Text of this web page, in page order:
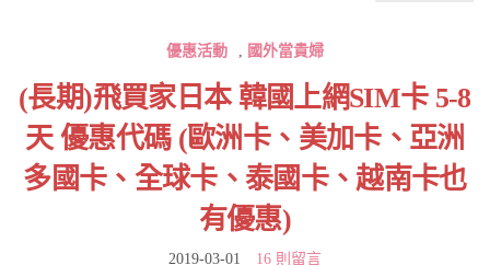
優惠活動 , 國外當貴婦
(長期)飛買家日本 韓國上網SIM卡 5-8
天 優惠代碼 (歐洲卡、美加卡、亞洲
多國卡、全球卡、泰國卡、越南卡也
有優惠)
2019-03-01 16 則留言